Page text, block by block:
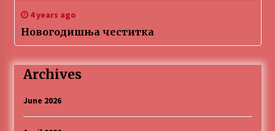
4 years ago
Новогодишња честитка
Archives
June 2026